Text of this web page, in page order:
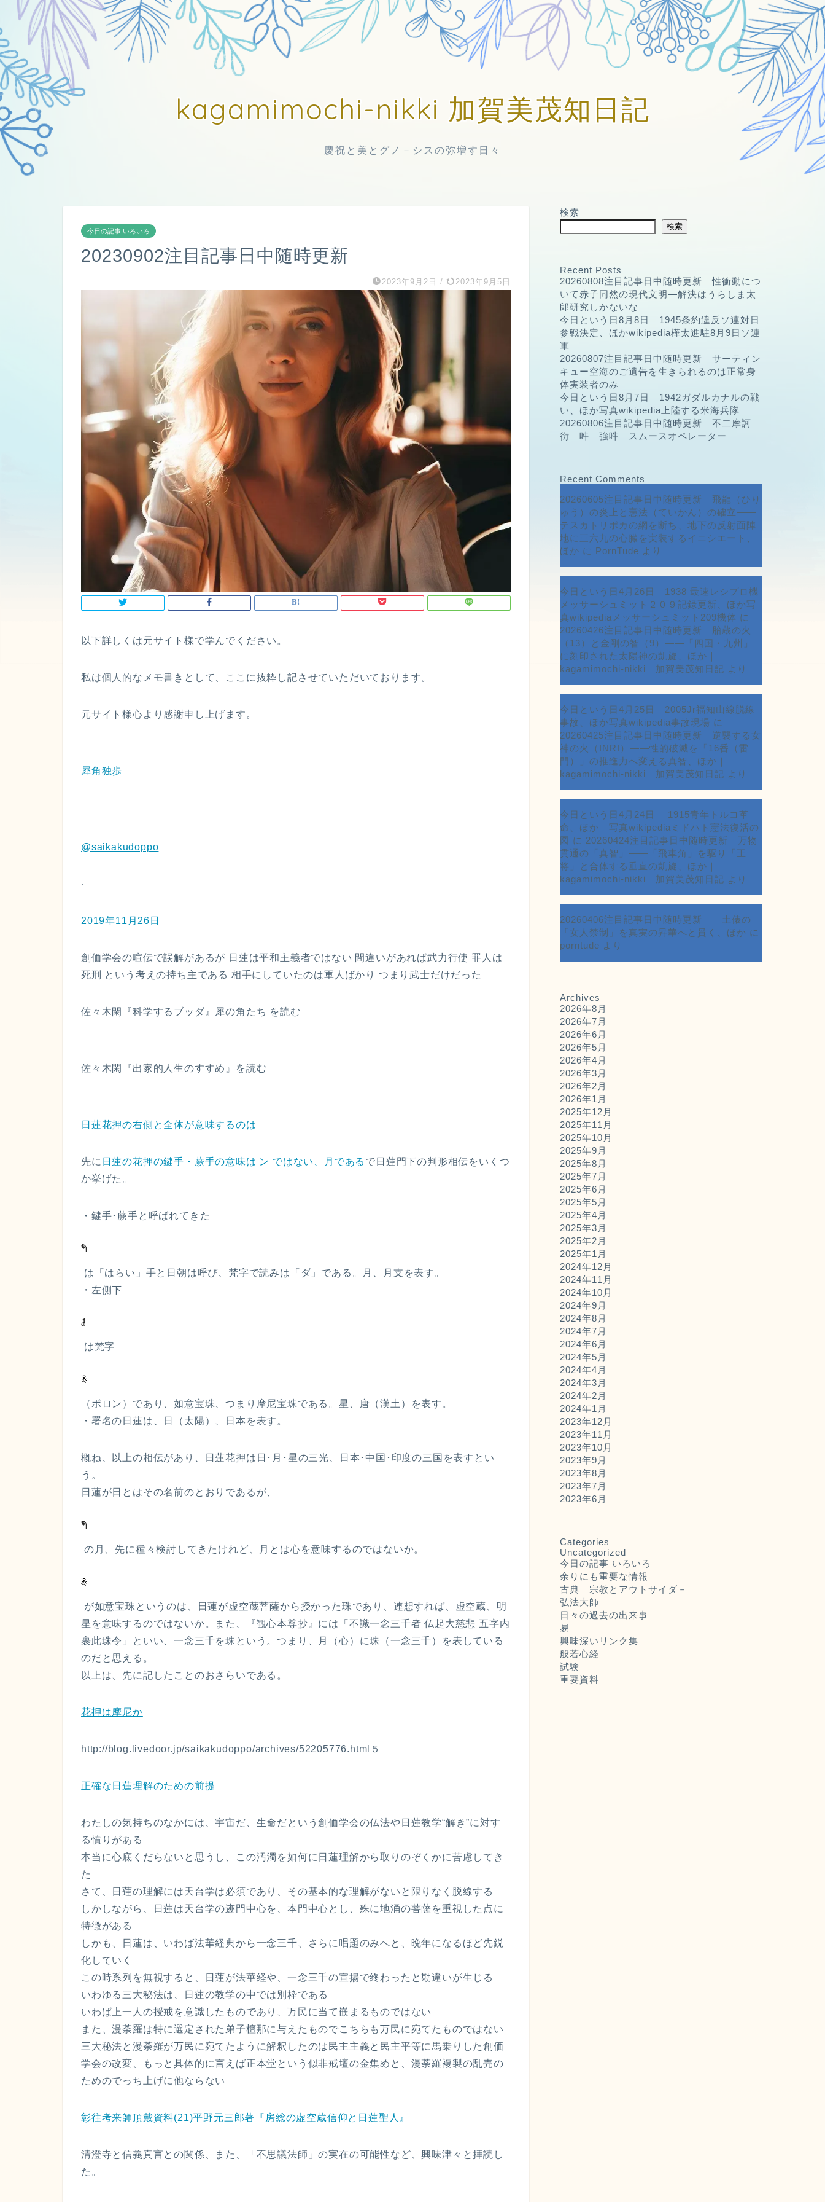
kagamimochi-nikki 加賀美茂知日記
慶祝と美とグノ－シスの弥増す日々
今日の記事 いろいろ
20230902注目記事日中随時更新
2023年9月2日 / 2023年9月5日
以下詳しくは元サイト様で学んでください。
私は個人的なメモ書きとして、ここに抜粋し記させていただいております。
元サイト様心より感謝申し上げます。
犀角独歩
@saikakudoppo
·
2019年11月26日
創価学会の喧伝で誤解があるが 日蓮は平和主義者ではない 間違いがあれば武力行使 罪人は
死刑 という考えの持ち主である 相手にしていたのは軍人ばかり つまり武士だけだった
佐々木閑『科学するブッダ』犀の角たち を読む
佐々木閑『出家的人生のすすめ』を読む
日蓮花押の右側と全体が意味するのは
先に 日蓮の花押の鍵手・蕨手の意味は ン ではない、月である で日蓮門下の判形相伝をいくつ
か挙げた。
・鍵手･蕨手と呼ばれてきた
は「はらい」手と日朝は呼び、梵字で読みは「ダ」である。月、月支を表す。
・左側下
は梵字
（ボロン）であり、如意宝珠、つまり摩尼宝珠である。星、唐（漢土）を表す。
・署名の日蓮は、日（太陽）、日本を表す。
概ね、以上の相伝があり、日蓮花押は日･月･星の三光、日本･中国･印度の三国を表すとい
う。
日蓮が日とはその名前のとおりであるが、
の月、先に種々検討してきたけれど、月とは心を意味するのではないか。
が如意宝珠というのは、日蓮が虚空蔵菩薩から授かった珠であり、連想すれば、虚空蔵、明
星を意味するのではないか。また、『観心本尊抄』には「不識一念三千者 仏起大慈悲 五字内
裹此珠令」といい、一念三千を珠という。つまり、月（心）に珠（一念三千）を表している
のだと思える。
以上は、先に記したことのおさらいである。
花押は摩尼か
http://blog.livedoor.jp/saikakudoppo/archives/52205776.html５
正確な日蓮理解のための前提
わたしの気持ちのなかには、宇宙だ、生命だという創価学会の仏法や日蓮教学“解き”に対す
る憤りがある
本当に心底くだらないと思うし、この汚濁を如何に日蓮理解から取りのぞくかに苦慮してき
た
さて、日蓮の理解には天台学は必須であり、その基本的な理解がないと限りなく脱線する
しかしながら、日蓮は天台学の迹門中心を、本門中心とし、殊に地涌の菩薩を重視した点に
特徴がある
しかも、日蓮は、いわば法華経典から一念三千、さらに唱題のみへと、晩年になるほど先鋭
化していく
この時系列を無視すると、日蓮が法華経や、一念三千の宣揚で終わったと勘違いが生じる
いわゆる三大秘法は、日蓮の教学の中では別枠である
いわば上一人の授戒を意識したものであり、万民に当て嵌まるものではない
また、漫荼羅は特に選定された弟子檀那に与えたものでこちらも万民に宛てたものではない
三大秘法と漫荼羅が万民に宛てたように解釈したのは民主主義と民主平等に馬乗りした創価
学会の改変、もっと具体的に言えば正本堂という似非戒壇の金集めと、漫荼羅複製の乱売の
ためのでっち上げに他ならない
彰往考来師頂戴資料(21)平野元三郎著『房総の虚空蔵信仰と日蓮聖人』
清澄寺と信義真言との関係、また、「不思議法師」の実在の可能性など、興味津々と拝読し
た。
検索
検索
Recent Posts
20260808注目記事日中随時更新 性衝動につ
いて赤子同然の現代文明—解決はうらしま太
郎研究しかないな
今日という日8月8日 1945条約違反ソ連対日
参戦決定、ほかwikipedia樺太進駐8月9日ソ連
軍
20260807注目記事日中随時更新 サーティン
キュー空海のご遺告を生きられるのは正常身
体実装者のみ
今日という日8月7日 1942ガダルカナルの戦
い、ほか写真wikipedia上陸する米海兵隊
20260806注目記事日中随時更新 不二摩訶
衍 吽 強吽 スムースオペレーター
Recent Comments
20260605注目記事日中随時更新 飛龍（ひり
ゅう）の炎上と憲法（ていかん）の確立――
テスカトリポカの網を断ち、地下の反射面陣
地に三六九の心臓を実装するイニシエート、
ほか に PornTude より
今日という日4月26日 1938 最速レシプロ機
メッサーシュミット２０９記録更新、ほか写
真wikipediaメッサーシュミット209機体 に
20260426注目記事日中随時更新 胎蔵の火
（13）と金剛の智（9）――「四国・九州」
に刻印された太陽神の凱旋、ほか｜
kagamimochi-nikki 加賀美茂知日記 より
今日という日4月25日 2005Jr福知山線脱線
事故、ほか写真wikipedia事故現場 に
20260425注目記事日中随時更新 逆襲する女
神の火（INRI）――性的破滅を「16番（雷
門）」の推進力へ変える真智、ほか｜
kagamimochi-nikki 加賀美茂知日記 より
今日という日4月24日 1915青年トルコ革
命、ほか 写真wikipediaミドハト憲法復活の
図 に 20260424注目記事日中随時更新 万物
貫通の「真智」――「飛車角」を駆り「王
将」と合体する垂直の凱旋、ほか｜
kagamimochi-nikki 加賀美茂知日記 より
20260406注目記事日中随時更新 土俵の
「女人禁制」を真実の昇華へと貫く、ほか に
porntude より
Archives
2026年8月
2026年7月
2026年6月
2026年5月
2026年4月
2026年3月
2026年2月
2026年1月
2025年12月
2025年11月
2025年10月
2025年9月
2025年8月
2025年7月
2025年6月
2025年5月
2025年4月
2025年3月
2025年2月
2025年1月
2024年12月
2024年11月
2024年10月
2024年9月
2024年8月
2024年7月
2024年6月
2024年5月
2024年4月
2024年3月
2024年2月
2024年1月
2023年12月
2023年11月
2023年10月
2023年9月
2023年8月
2023年7月
2023年6月
Categories
Uncategorized
今日の記事 いろいろ
余りにも重要な情報
古典 宗教とアウトサイダ－
弘法大師
日々の過去の出来事
易
興味深いリンク集
般若心経
試験
重要資料